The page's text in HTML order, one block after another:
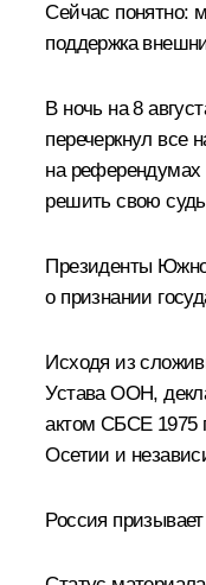
Сейчас понятно:
поддержка
В ночь на 8
перечеркнул все
на референдумах
решить свою
Президенты
о признании
Исходя из
Устава ООН,
актом СБСЕ 1975
Осетии и
Россия